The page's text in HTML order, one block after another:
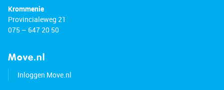
Krommenie
Provincialeweg 21
075 – 647 20 50
Move.nl
Inloggen Move.nl